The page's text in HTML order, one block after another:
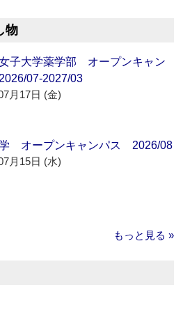
物
子大学薬学部 オープンキャン
07-2027/03
月17日 (金)
オープンキャンパス 2026/08
月15日 (水)
もっと見る »